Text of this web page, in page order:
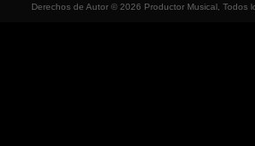
Derechos de Autor © 2026 Productor Musical, Todos